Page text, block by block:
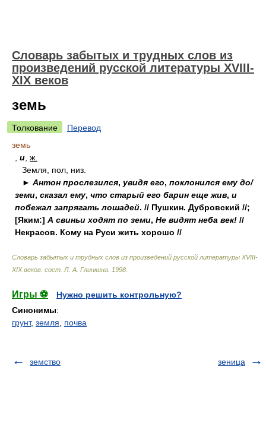
Словарь забытых и трудных слов из
произведений русской литературы ХVIII-
ХIХ веков
земь
Толкование
Перевод
земь
и ж.
Земля, пол, низ.
► Антон прослезился, увидя его, поклонился ему до/
земи, сказал ему, что старый его барин еще жив, и
побежал запрягать лошадей. // Пушкин. Дубровский //;
[Яким:] А свиньи ходят по земи, Не видят неба век! //
Некрасов. Кому на Руси жить хорошо //
Словарь забытых и трудных слов из произведений русской литературы ХVIII-
ХIХ веков сост. Л. А. Глинкина 1998
Игры ⚽
Нужно решить контрольную?
Синонимы:
грунт, земля почва
земство зеница